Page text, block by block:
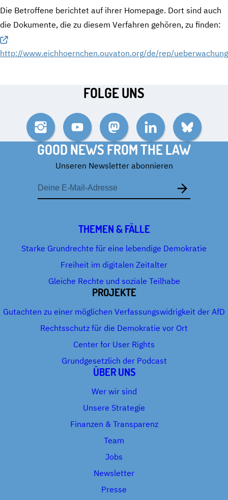
Die Betroffene berichtet auf ihrer Homepage. Dort sind auch
die Dokumente, die zu diesem Verfahren gehören, zu finden:
http://www.eichhoernchen.ouvaton.org/de/rep/
FOLGE UNS
InstagramYouTube MastodonLinkedIn Bluesky
GOOD NEWS FROM THE LAW
Unseren Newsletter abonnieren
E-
Mail-
Adresse
THEMEN & FÄLLE
Starke Grundrechte für eine lebendige Demokratie
Freiheit im digitalen Zeitalter
Gleiche Rechte und soziale Teilhabe
PROJEKTE
Gutachten zu einer möglichen Verfassungswidrigkeit der AfD
Rechtsschutz für die Demokratie vor Ort
Center for User Rights
Grundgesetzlich der Podcast
ÜBER UNS
Wer wir sind
Unsere Strategie
Finanzen & Transparenz
Team
Jobs
Newsletter
Presse